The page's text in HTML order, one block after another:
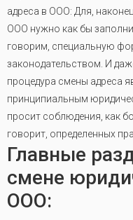
адреса в ООО: Для,
ООО нужно как бы
говорим, специальную
законодательством. И
процедура смены адреса
принципиальным
просит соблюдения, как
говорит, определенных
Главные
смене
ООО: